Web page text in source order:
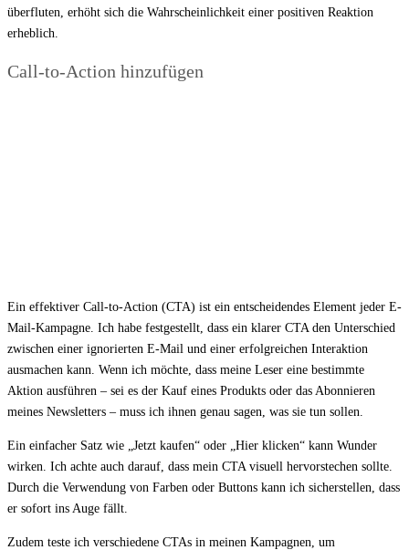
überfluten, erhöht sich die Wahrscheinlichkeit einer positiven Reaktion
erheblich.
Call-to-Action hinzufügen
Ein effektiver Call-to-Action (CTA) ist ein entscheidendes Element jeder E-
Mail-Kampagne. Ich habe festgestellt, dass ein klarer CTA den Unterschied
zwischen einer ignorierten E-Mail und einer erfolgreichen Interaktion
ausmachen kann. Wenn ich möchte, dass meine Leser eine bestimmte
Aktion ausführen – sei es der Kauf eines Produkts oder das Abonnieren
meines Newsletters – muss ich ihnen genau sagen, was sie tun sollen.
Ein einfacher Satz wie „Jetzt kaufen“ oder „Hier klicken“ kann Wunder
wirken. Ich achte auch darauf, dass mein CTA visuell hervorstechen sollte.
Durch die Verwendung von Farben oder Buttons kann ich sicherstellen, dass
er sofort ins Auge fällt.
Zudem teste ich verschiedene CTAs in meinen Kampagnen, um